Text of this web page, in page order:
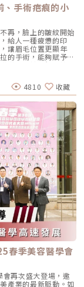
，CMC 會逐步被代
本身，也因此，妮
蕾的三大核心優勢1.
針對因老化造成的凹
衡、不顯疲態。2. 同
Rejuvenation，讓肌
，貼近時間節奏效果
起來更好、但不想有
還是漸進？許多人在
。以 NeoFilera 妮芙
次到位，整體效果可
內，肌膚在視覺上會
原蛋白逐漸生成，緊
，膠原蛋白生成進入
感受會較為明顯，但
多久？維持時間會因
，膠原蛋白增生劑的
白會留存在肌膚結構
蕾的效果可維持約
謝速度、年齡與膠原
療程安排等，都會影
增生劑一覽選擇膠原
更實際的問題——哪
的膠原蛋白增生劑，
用節奏與使用體驗
知道的 10 件事Q1：
要提供即時填充效
蛋白增生劑，重點在
者在作用原理與效果
？施作後初期可能
的重點在於後續數週
於自然穩定。Q3：
況、膠原蛋白流失程
有些則會規劃分次進
適合年輕族群嗎？不
、手術疤痕的小
再，臉上的皺紋開始
給人一種疲憊的印
讓眉毛位置更顯年
的手術，能夠賦予臉
僅取決於醫師的技
這段關鍵期不僅關係
順利。小編將探討提
更清晰了解提眉手
質的患者應主動告
包括定期服用的藥
丁和酒精會對術後
性中藥、阿斯匹靈：
8小時內不得進食，
去除指甲油：如有
麻醉血氧值的正確測
錶、戒指、耳環
利於觀察手術中是
手術。提眉手術術
不同程度的表現。
術後疤痕的形成，
護理也是關鍵之一。
的清潔和妥善照顧，
頭部，能防止血液
口，但動作要輕
免做讓眼壓過高的
拭時使用消毒過的
傷口癒合困難的情
脹和痛感，第4天後
可感受到消腫減退，
，通常會在2週內逐
的腫脹，這時建議進
4810 收藏
春季美容醫學會
再次盛大登場，邀
產業的最新脈動。如